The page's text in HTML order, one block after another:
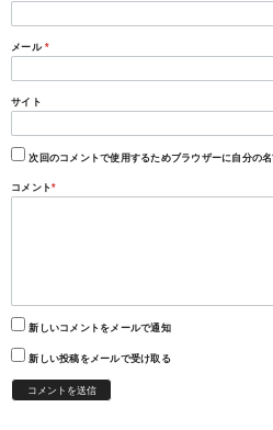
メール *
サイト
次回のコメントで使用するためブラウザーに自分の
コメント*
新しいコメントをメールで通知
新しい投稿をメールで受け取る